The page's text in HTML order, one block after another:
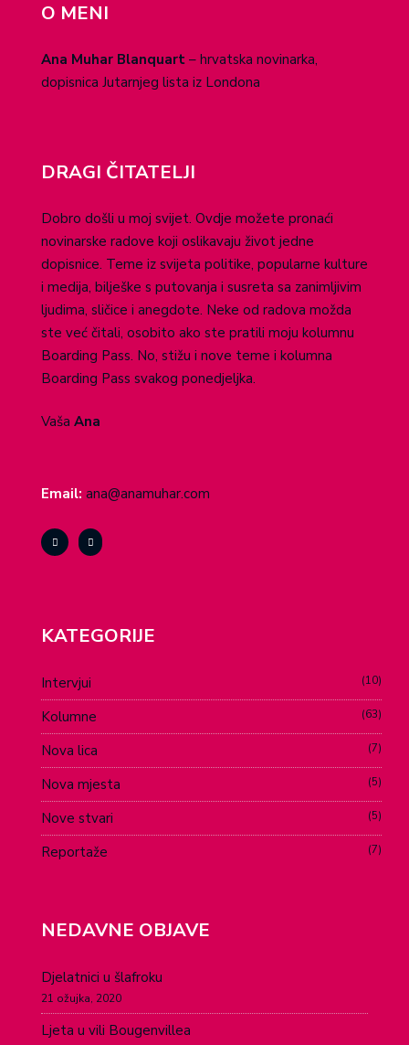
O MENI
Ana Muhar Blanquart – hrvatska novinarka,
dopisnica Jutarnjeg lista iz Londona
DRAGI ČITATELJI
Dobro došli u moj svijet. Ovdje možete pronaći
novinarske radove koji oslikavaju život jedne
dopisnice. Teme iz svijeta politike, popularne kulture
i medija, bilješke s putovanja i susreta sa zanimljivim
ljudima, sličice i anegdote. Neke od radova možda
ste već čitali, osobito ako ste pratili moju kolumnu
Boarding Pass. No, stižu i nove teme i kolumna
Boarding Pass svakog ponedjeljka.
Vaša Ana
Email: ana@anamuhar.com
KATEGORIJE
Intervjui 10
Kolumne 63
Nova lica 7
Nova mjesta 5
Nove stvari 5
Reportaže 7
NEDAVNE OBJAVE
Djelatnici u šlafroku
21 ožujka, 2020
Ljeta u vili Bougenvillea